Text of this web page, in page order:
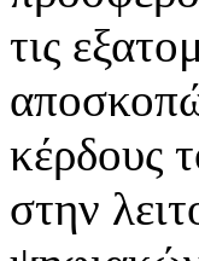
τις
κέρδους
στην